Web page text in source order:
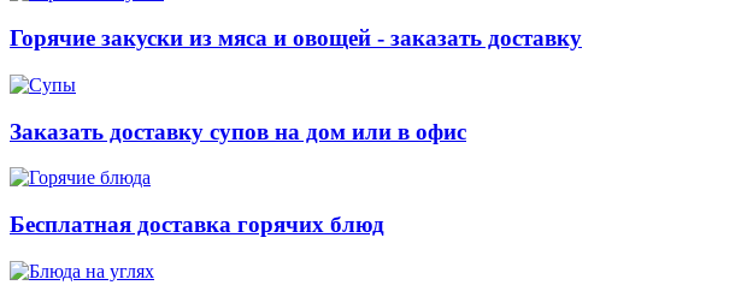
Горячие закуски из мяса и овощей - заказать доставку
Заказать доставку супов на дом или в офис
Бесплатная доставка горячих блюд